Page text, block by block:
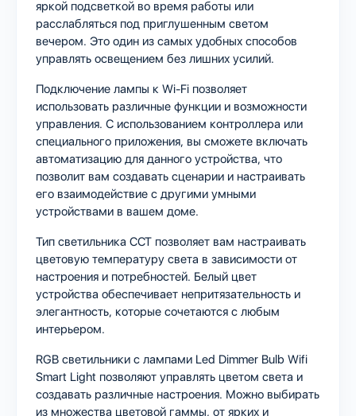
яркой подсветкой во время работы или
расслабляться под приглушенным светом
вечером. Это один из самых удобных способов
управлять освещением без лишних усилий.
Подключение лампы к Wi-Fi позволяет
использовать различные функции и возможности
управления. С использованием контроллера или
специального приложения, вы сможете включать
автоматизацию для данного устройства, что
позволит вам создавать сценарии и настраивать
его взаимодействие с другими умными
устройствами в вашем доме.
Тип светильника CCT позволяет вам настраивать
цветовую температуру света в зависимости от
настроения и потребностей. Белый цвет
устройства обеспечивает непритязательность и
элегантность, которые сочетаются с любым
интерьером.
RGB светильники с лампами Led Dimmer Bulb Wifi
Smart Light позволяют управлять цветом света и
создавать различные настроения. Можно выбирать
из множества цветовой гаммы, от ярких и